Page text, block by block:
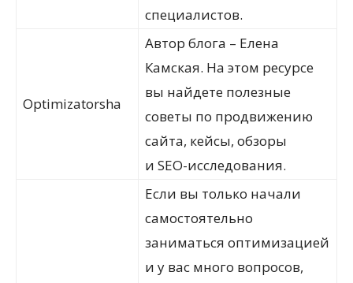
специалистов.
Optimizatorsha
Автор блога – Елена
Камская. На этом ресурсе
вы найдете полезные
советы по продвижению
сайта, кейсы, обзоры
и SEO-исследования.
Если вы только начали
самостоятельно
заниматься оптимизацией
и у вас много вопросов,